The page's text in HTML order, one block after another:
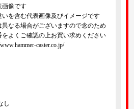
像です
を含む代表画像及びイメージです
なる場合がございますので念のため
よくご確認の上お買い求めください
caster.co.jp/
し